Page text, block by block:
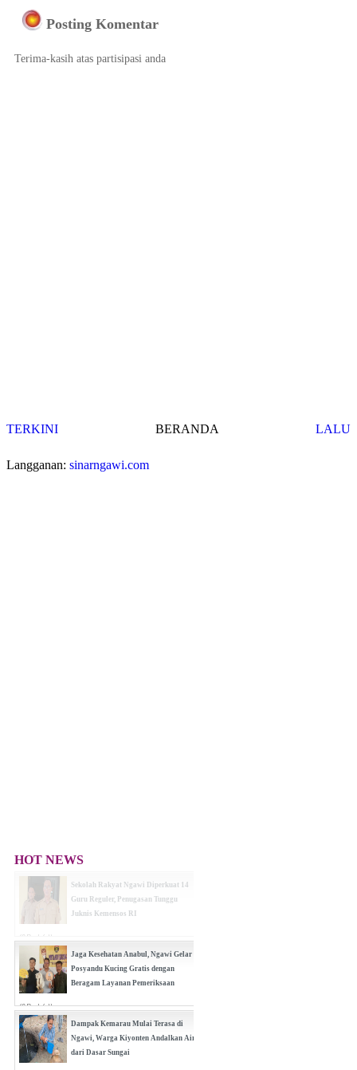
Posting Komentar
Terima-kasih atas partisipasi anda
TERKINI LALU
BERANDA
Langganan: sinarngawi.com
HOT NEWS
Sekolah Rakyat Ngawi Diperkuat 14
Guru Reguler, Penugasan Tunggu
Juknis Kemensos RI
(0 Reply(s))
Jaga Kesehatan Anabul, Ngawi Gelar
Posyandu Kucing Gratis dengan
Beragam Layanan Pemeriksaan
(0 Reply(s))
Dampak Kemarau Mulai Terasa di
Ngawi, Warga Kiyonten Andalkan Air
dari Dasar Sungai